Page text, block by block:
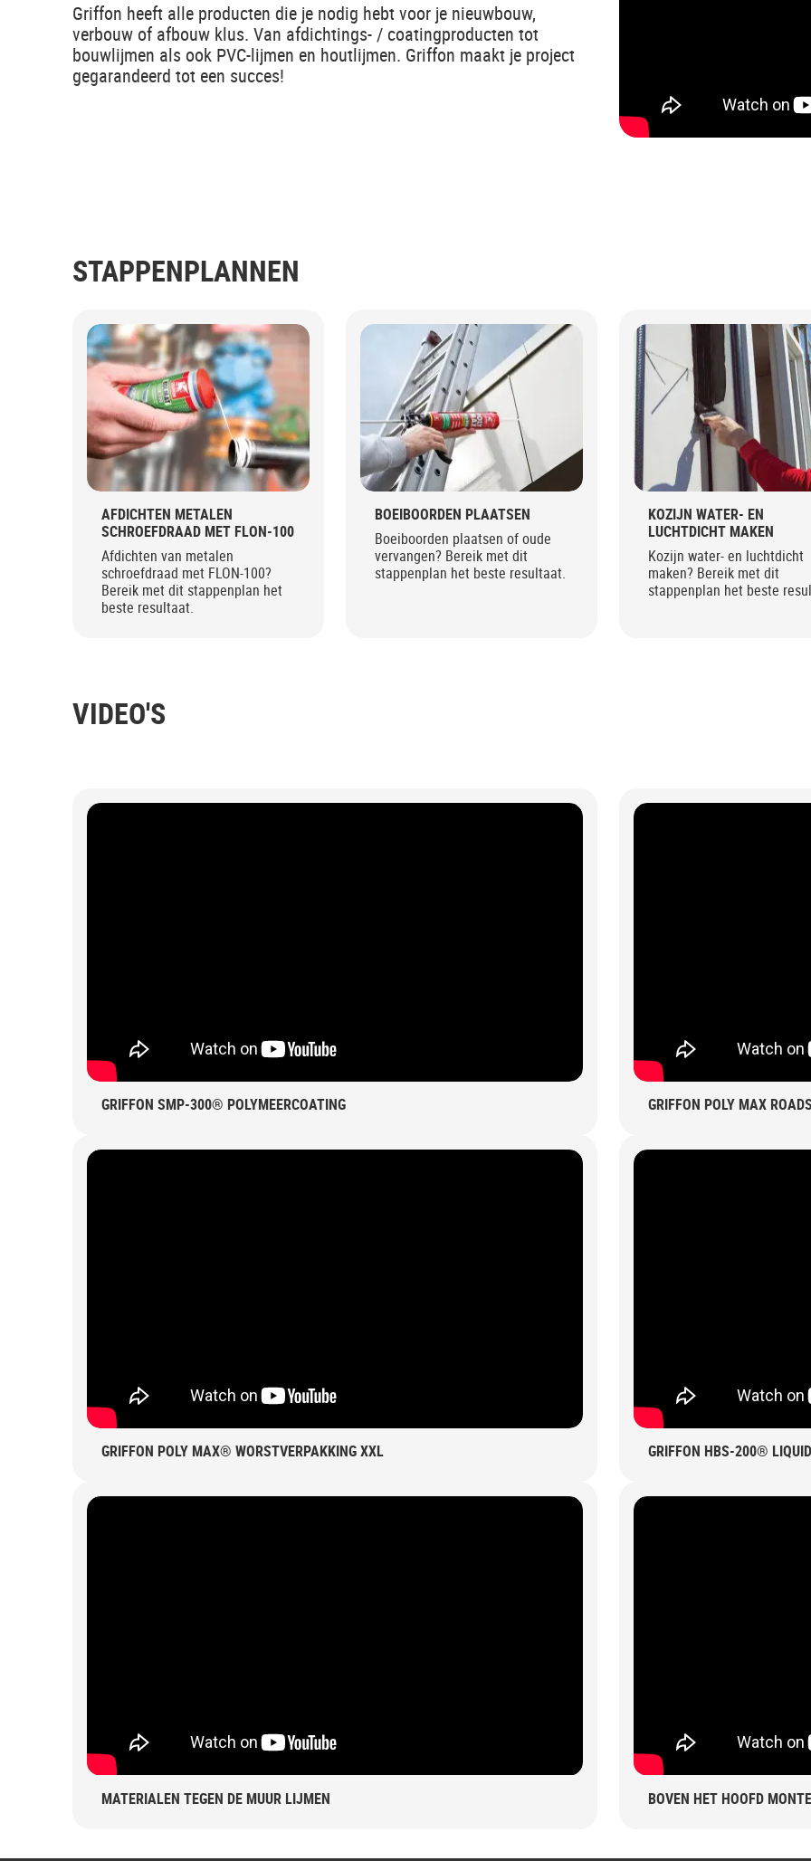
Griffon heeft alle producten die je nodig hebt voor je nieuwbouw,
verbouw of afbouw klus. Van afdichtings- / coatingproducten tot
bouwlijmen als ook PVC-lijmen en houtlijmen. Griffon maakt je project
gegarandeerd tot een succes!
STAPPENPLANNEN
AFDICHTEN METALEN
SCHROEFDRAAD MET FLON-100
Afdichten van metalen
schroefdraad met FLON-100?
Bereik met dit stappenplan het
beste resultaat.
BOEIBOORDEN PLAATSEN
Boeiboorden plaatsen of oude
vervangen? Bereik met dit
stappenplan het beste resultaat.
KOZIJN WATER- EN
LUCHTDICHT MAKEN
Kozijn water- en luchtdicht
maken? Bereik met dit
stappenplan het beste
VIDEO'S
GRIFFON SMP-300® POLYMEERCOATING
GRIFFON POLY MAX® WORSTVERPAKKING XXL
MATERIALEN TEGEN DE MUUR LIJMEN
GRIFFON POLY MAX
GRIFFON HBS-200®
BOVEN HET HOOFD